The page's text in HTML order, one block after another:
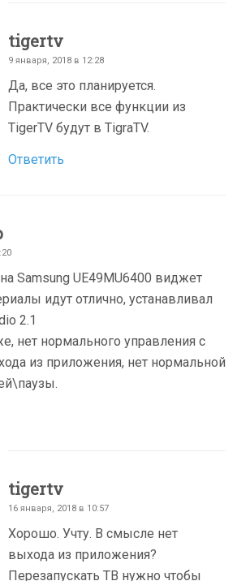
tigertv
9 января, 2018 в 12:28
Да, все это планируется.
Практически все функции из
TigerTV будут в TigraTV.
Ответить
Samsung UE49MU6400 виджет
идут отлично, устанавливал
2.1
нет нормального управления с
из приложения, нет нормальной
tigertv
16 января, 2018 в 10:57
Хорошо. Учту. В смысле нет
выхода из приложения?
Перезапускать ТВ нужно чтобы